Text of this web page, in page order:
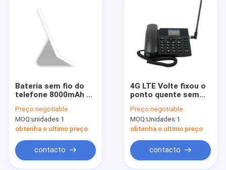
Produtos
Sobre nós
Excursão da fábrica
Notícia
Shopping
Bateria sem fio do
telefone 8000mAh de
Volte Fixed
Preço:negotiable
MOQ:unidades 1
obtenha o ultimo preço
contacto
4G LTE Volte fixou o
ponto quente sem
WIFI do telefone
Preço:negotiable
MOQ:Unidades 1
obtenha o ultimo preço
contacto